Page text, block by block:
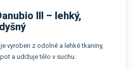
III – lehký,
vyroben z odolné a lehké tkaniny,
a udržuje tělo v suchu.